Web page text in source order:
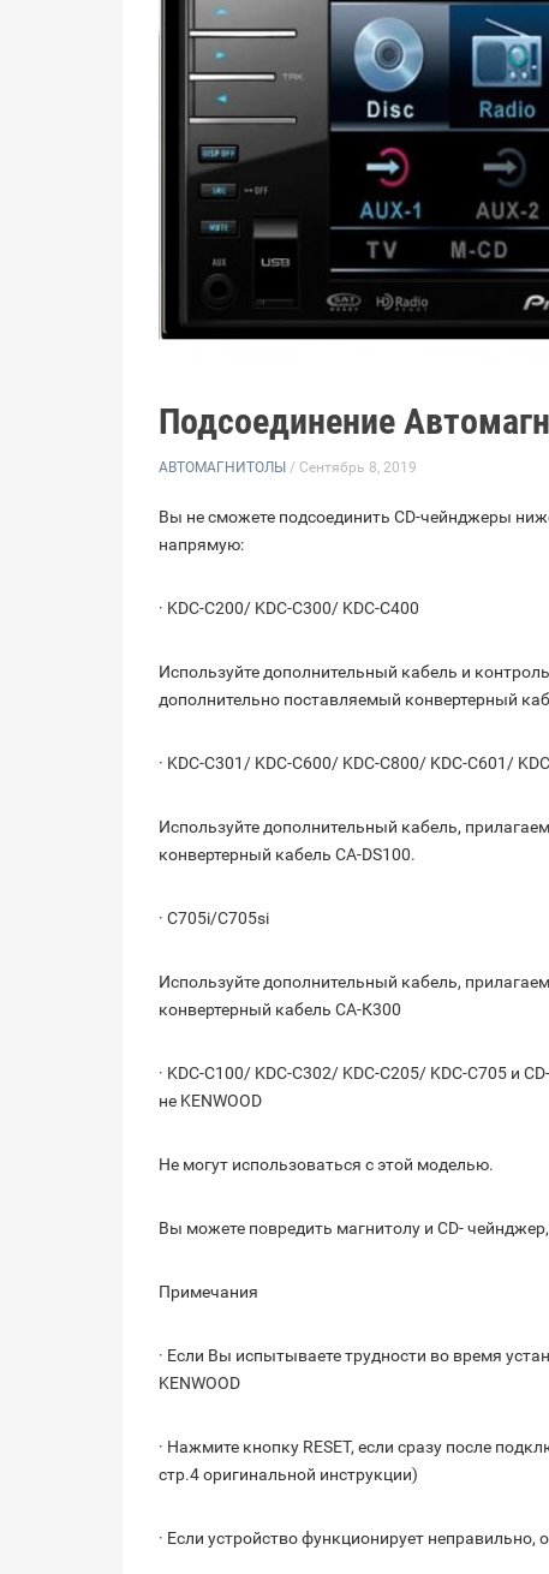
Подсоединение
АВТОМАГНИТОЛЫ / Сентябрь 8, 2019
Вы не сможете подсоединить CD-чейнджеры
напрямую:
· KDC-C200/ KDC-C300/ KDC-C400
Используйте дополнительный кабель и
дополнительно поставляемый конвертерный
· KDC-C301/ KDC-C600/ KDC-C800/ KDC-C601/
Используйте дополнительный кабель,
конвертерный кабель CA-DS100.
· C705i/C705si
Используйте дополнительный кабель,
конвертерный кабель CA-К300
· KDC-C100/ KDC-C302/ KDC-C205/ KDC-C705 и
не KENWOOD
Не могут использоваться с этой моделью.
Вы можете повредить магнитолу и CD-
Примечания
· Если Вы испытываете трудности во время
KENWOOD
· Нажмите кнопку RESET, если сразу после
стр.4 оригинальной инструкции)
· Если устройство функционирует неправильно,